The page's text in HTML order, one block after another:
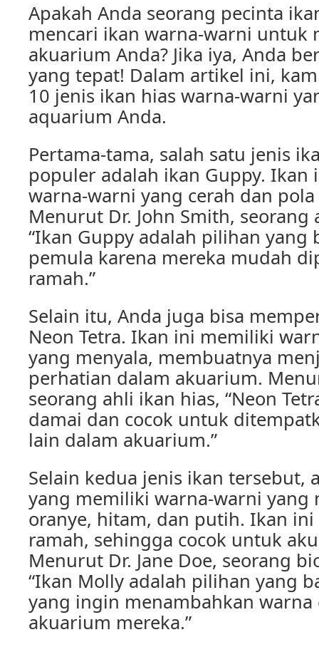
Apakah Anda seorang pecinta
mencari ikan warna-warni untuk
akuarium Anda? Jika iya, Anda
yang tepat! Dalam artikel ini,
10 jenis ikan hias warna-warni
aquarium Anda.
Pertama-tama, salah satu jenis
populer adalah ikan Guppy. Ikan
warna-warni yang cerah dan
Menurut Dr. John Smith,
“Ikan Guppy adalah pilihan yang
pemula karena mereka mudah
ramah.”
Selain itu, Anda juga bisa
Neon Tetra. Ikan ini memiliki
yang menyala, membuatnya
perhatian dalam akuarium.
seorang ahli ikan hias, “Neon
damai dan cocok untuk
lain dalam akuarium.”
Selain kedua jenis ikan tersebut,
yang memiliki warna-warni yang
oranye, hitam, dan putih. Ikan
ramah, sehingga cocok untuk
Menurut Dr. Jane Doe, seorang
“Ikan Molly adalah pilihan yang
yang ingin menambahkan warna
akuarium mereka.”